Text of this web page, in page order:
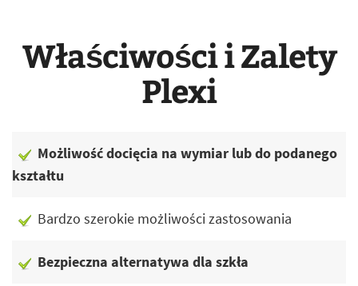
Właściwości i Zalety
Plexi
Możliwość docięcia na wymiar lub do podanego
kształtu
Bardzo szerokie możliwości zastosowania
Bezpieczna alternatywa dla szkła